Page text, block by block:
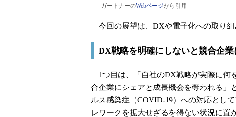
ガートナーのWebページから引用
今回の展望は、DXや電子化への取り組
DX戦略を明確にしないと競合企
1つ目は、「自社のDX戦略が実際に何
合企業にシェアと成長機会を奪われる」
ルス感染症（COVID-19）への対応とし
レワークを拡大せざるを得ない状況に置